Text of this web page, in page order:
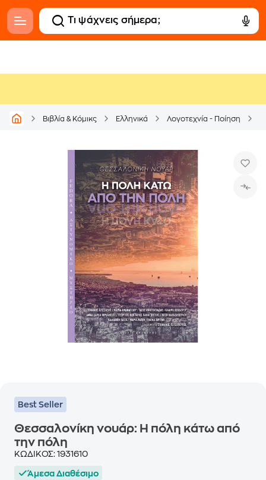
Βιβλία & Κόμικς Ελληνικά Λογοτεχνία - Ποίηση
Best Seller
Θεσσαλονίκη νουάρ: Η πόλη κάτω από
την πόλη
ΚΩΔΙΚΟΣ: 1931610
Άμεσα Διαθέσιμο